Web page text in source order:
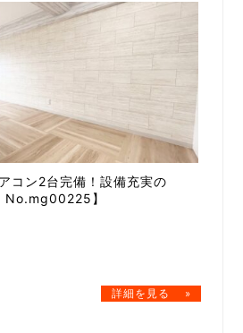
コン2台完備！設備充実の
No.mg00225】